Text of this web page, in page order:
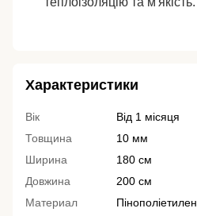
Характеристики
Вік
Від 1 місяця
Товщина
10 мм
Ширина
180 см
Довжина
200 см
Материал
Пінополіетилен